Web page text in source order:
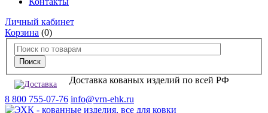
Личный кабинет
Корзина (0)
Доставка кованых изделий по всей РФ
8 800 755-07-76 info@vrn-ehk.ru